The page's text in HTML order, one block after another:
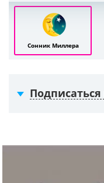
Сонник Миллера